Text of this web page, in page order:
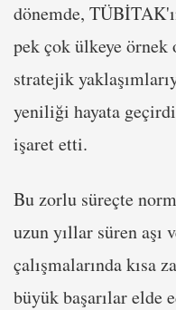
dönemde,
pek çok ülkeye örnek
stratejik
yeniliği hayata
işaret etti.
Bu zorlu süreçte
uzun yıllar süren aşı
çalışmalarında kısa
büyük başarılar elde